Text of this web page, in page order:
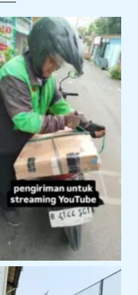
Pengiriman Starlink
Untuk Live Streaming
dan Produksi Konten